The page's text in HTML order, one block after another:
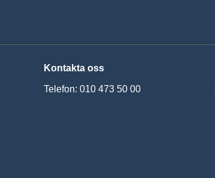
Kontakta oss
Telefon: 010 473 50 00